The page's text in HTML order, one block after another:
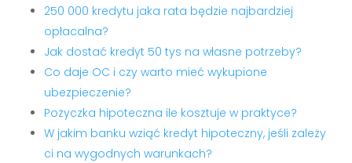
250 000 kredytu jaka rata będzie najbardziej
opłacalna?
Jak dostać kredyt 50 tys na własne potrzeby?
Co daje OC i czy warto mieć wykupione
ubezpieczenie?
Pożyczka hipoteczna ile kosztuje w praktyce?
W jakim banku wziąć kredyt hipoteczny, jeśli zależy
ci na wygodnych warunkach?